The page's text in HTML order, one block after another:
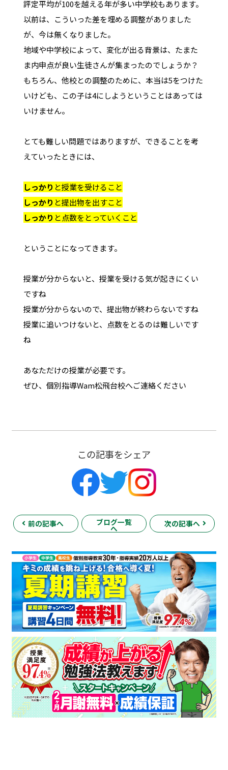
評定平均が100を越える年が多い中学校もあります。
以前は、こういった差を埋める調整がありました
が、今は無くなりました。
地域や中学校によって、変化が出る背景は、たまた
ま内申点が良い生徒さんが集まったのでしょうか？
もちろん、他校との調整のために、本当は5をつけた
いけども、この子は4にしようということはあっては
いけません。
とても難しい問題ではありますが、できることを考
えていったときには、
しっかり と授業を受けること
しっかり と提出物を出すこと
しっかり と点数をとっていくこと
ということになってきます。
授業が分からないと、授業を受ける気が起きにくい
ですね
授業が分からないので、提出物が終わらないですね
授業に追いつけないと、点数をとるのは難しいです
ね
あなただけの授業が必要です。
ぜひ、個別指導Wam松飛台校へご連絡ください
この記事をシェア
前の記事へ ブログ一覧
へ
次の記事へ